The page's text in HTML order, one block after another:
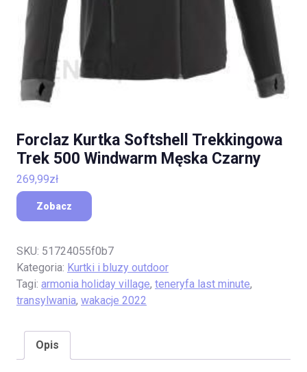
Forclaz Kurtka Softshell Trekkingowa
Trek 500 Windwarm Męska Czarny
269,99zł
Zobacz
SKU: 51724055f0b7
Kategoria: Kurtki i bluzy outdoor
Tagi: armonia holiday village, teneryfa last minute,
transylwania, wakacje 2022
Opis